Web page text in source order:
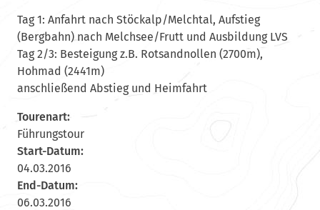
Tag 1: Anfahrt nach Stöckalp/Melchtal, Aufstieg
(Bergbahn) nach Melchsee/Frutt und Ausbildung LVS
Tag 2/3: Besteigung z.B. Rotsandnollen (2700m),
Hohmad (2441m)
anschließend Abstieg und Heimfahrt
Tourenart:
Führungstour
Start-Datum:
04.03.2016
End-Datum:
06.03.2016